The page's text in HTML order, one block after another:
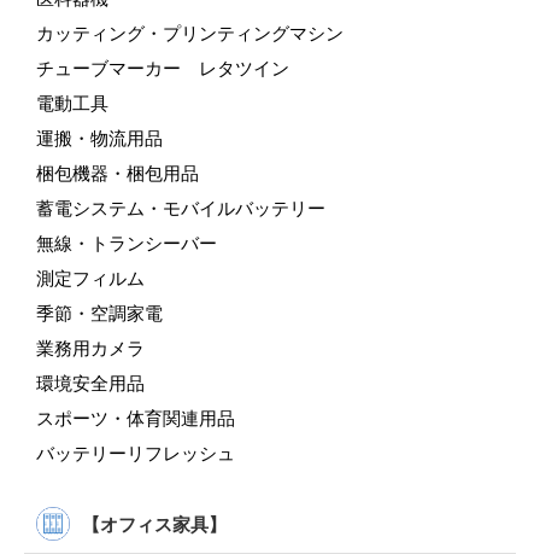
カッティング・プリンティングマシン
チューブマーカー レタツイン
電動工具
運搬・物流用品
梱包機器・梱包用品
蓄電システム・モバイルバッテリー
無線・トランシーバー
測定フィルム
季節・空調家電
業務用カメラ
環境安全用品
スポーツ・体育関連用品
バッテリーリフレッシュ
【オフィス家具】